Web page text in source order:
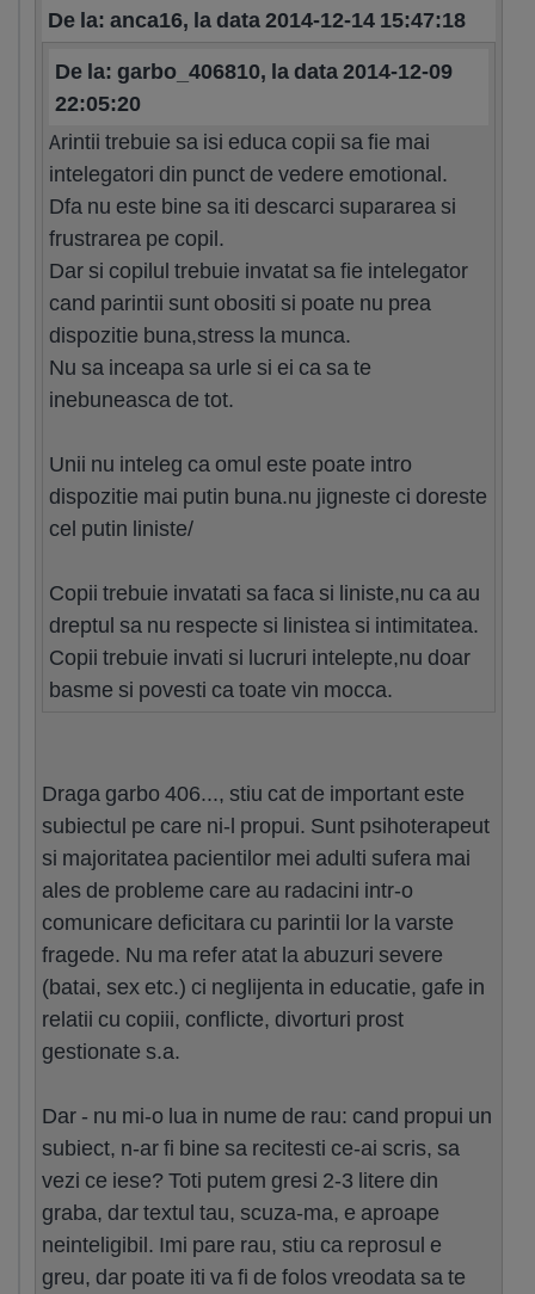
De la: anca16, la data 2014-12-14 15:47:18
De la: garbo_406810, la data 2014-12-09
22:05:20
Arintii trebuie sa isi educa copii sa fie mai
intelegatori din punct de vedere emotional.
Dfa nu este bine sa iti descarci supararea si
frustrarea pe copil.
Dar si copilul trebuie invatat sa fie intelegator
cand parintii sunt obositi si poate nu prea
dispozitie buna,stress la munca.
Nu sa inceapa sa urle si ei ca sa te
inebuneasca de tot.
Unii nu inteleg ca omul este poate intro
dispozitie mai putin buna.nu jigneste ci doreste
cel putin liniste/
Copii trebuie invatati sa faca si liniste,nu ca au
dreptul sa nu respecte si linistea si intimitatea.
Copii trebuie invati si lucruri intelepte,nu doar
basme si povesti ca toate vin mocca.
Draga garbo 406..., stiu cat de important este
subiectul pe care ni-l propui. Sunt psihoterapeut
si majoritatea pacientilor mei adulti sufera mai
ales de probleme care au radacini intr-o
comunicare deficitara cu parintii lor la varste
fragede. Nu ma refer atat la abuzuri severe
(batai, sex etc.) ci neglijenta in educatie, gafe in
relatii cu copiii, conflicte, divorturi prost
gestionate s.a.
Dar - nu mi-o lua in nume de rau: cand propui un
subiect, n-ar fi bine sa recitesti ce-ai scris, sa
vezi ce iese? Toti putem gresi 2-3 litere din
graba, dar textul tau, scuza-ma, e aproape
neinteligibil. Imi pare rau, stiu ca reprosul e
greu, dar poate iti va fi de folos vreodata sa te